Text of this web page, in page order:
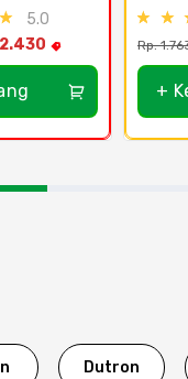
4" Tipe
5.0
2.430 Rp.
+
Dutron